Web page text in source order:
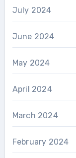
July 2024
June 2024
May 2024
April 2024
March 2024
February 2024